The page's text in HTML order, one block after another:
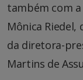
também com
Mônica Riedel,
da diretora-
Martins de